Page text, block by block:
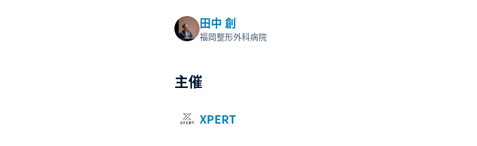
田中 創
福岡整形外科病院
主催
XPERT